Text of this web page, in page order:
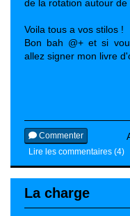
de la rotation autour de
Voila tous a vos stilos !
Bon bah @+ et si
allez signer mon livre
Commenter
Lire les commentaires (4)
La charge